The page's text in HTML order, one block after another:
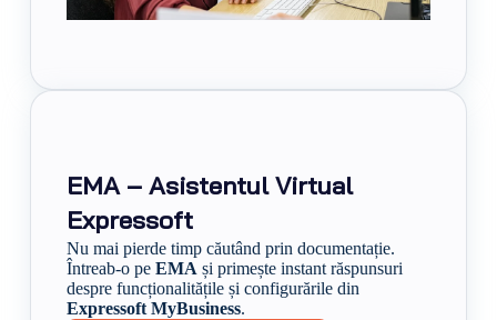
EMA – Asistentul Virtual
Expressoft
Nu mai pierde timp căutând prin documentație.
Întreab-o pe EMA și primește instant răspunsuri
despre funcționalitățile și configurările din
Expressoft MyBusiness.